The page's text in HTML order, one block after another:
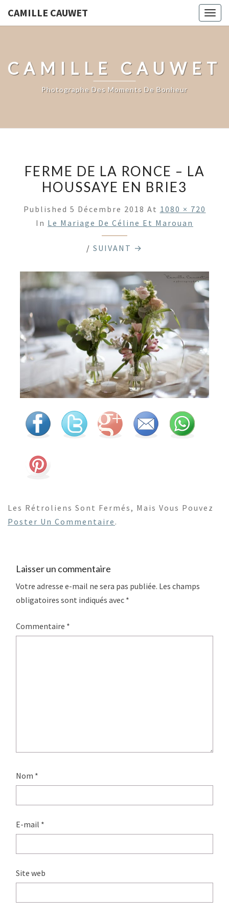
CAMILLE CAUWET
CAMILLE CAUWET
Photographe Des Moments De Bonheur
FERME DE LA RONCE – LA
HOUSSAYE EN BRIE3
Published 5 Décembre 2018 At 1080 × 720
In Le Mariage De Céline Et Marouan
/ SUIVANT →
Les Rétroliens Sont Fermés, Mais Vous Pouvez
Poster Un Commentaire .
Laisser un commentaire
Votre adresse e-mail ne sera pas publiée. Les champs
obligatoires sont indiqués avec *
Commentaire *
Nom *
E-mail *
Site web